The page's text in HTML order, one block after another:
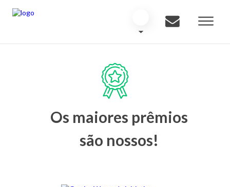
Os maiores prêmios
são nossos!